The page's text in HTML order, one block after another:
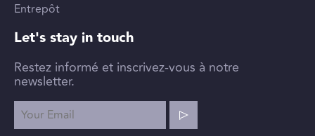
Entrepôt
Let's stay in touch
Restez informé et inscrivez-vous à notre
newsletter.